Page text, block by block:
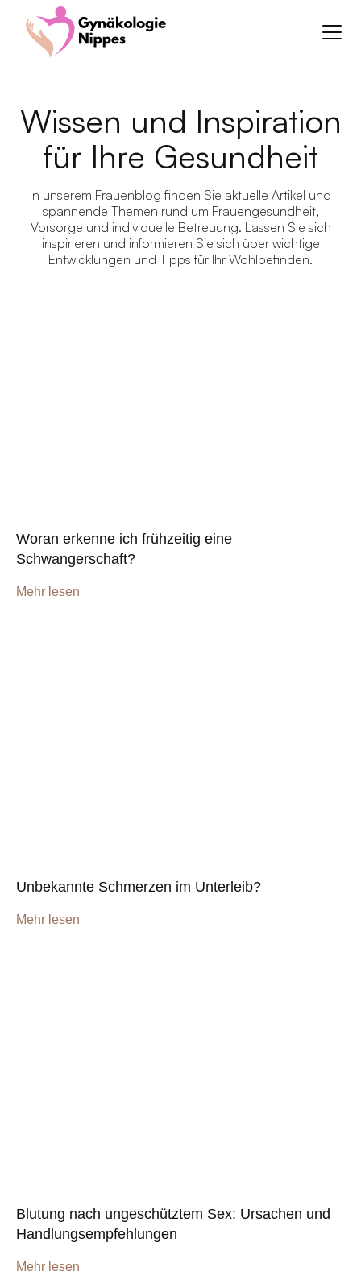
Wissen und Inspiration
für Ihre Gesundheit
In unserem Frauenblog finden Sie aktuelle Artikel und
spannende Themen rund um Frauengesundheit,
Vorsorge und individuelle Betreuung. Lassen Sie sich
inspirieren und informieren Sie sich über wichtige
Entwicklungen und Tipps für Ihr Wohlbefinden.
Woran erkenne ich frühzeitig eine
Schwangerschaft?
Mehr lesen
Unbekannte Schmerzen im Unterleib?
Mehr lesen
Blutung nach ungeschütztem Sex: Ursachen und
Handlungsempfehlungen
Mehr lesen